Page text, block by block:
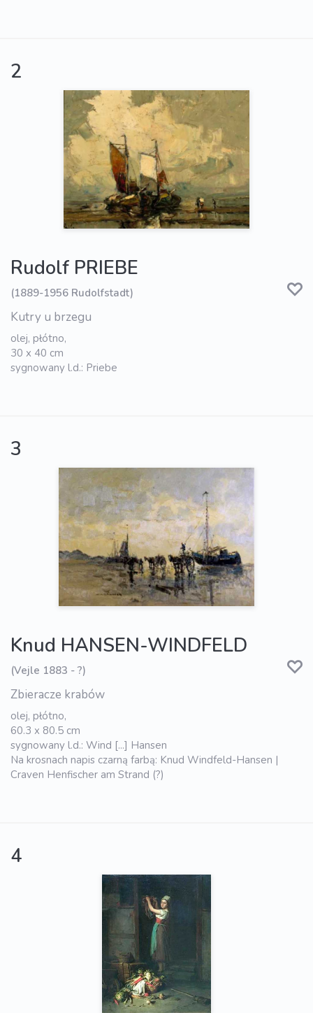
2
Rudolf PRIEBE
(1889-1956 Rudolfstadt)
Kutry u brzegu
olej, płótno,
30 x 40 cm
sygnowany l.d.: Priebe
3
Knud HANSEN-WINDFELD
(Vejle 1883 - ?)
Zbieracze krabów
olej, płótno,
60.3 x 80.5 cm
sygnowany l.d.: Wind [...] Hansen
Na krosnach napis czarną farbą: Knud Windfeld-Hansen |
Craven Henfischer am Strand (?)
4